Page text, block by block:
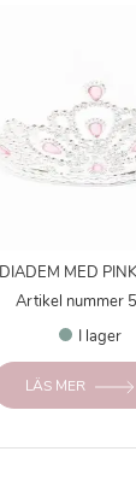
DIADEM MED
Artikel nummer
I lager
LÄS MER